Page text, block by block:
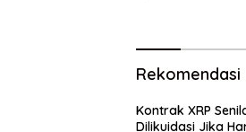
Rekomendasi
Kontrak XRP
Dilikuidasi Jika